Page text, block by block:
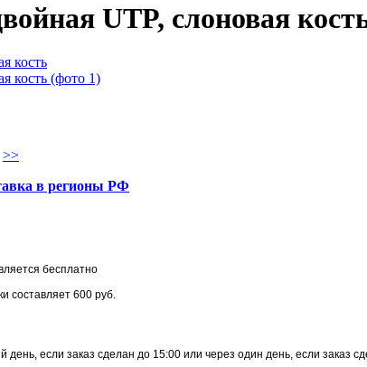
UTP, слоновая
>>
в регионы РФ
бесплатно
составляет 600 руб.
если заказ сделан до 15:00 или через один день, если заказ